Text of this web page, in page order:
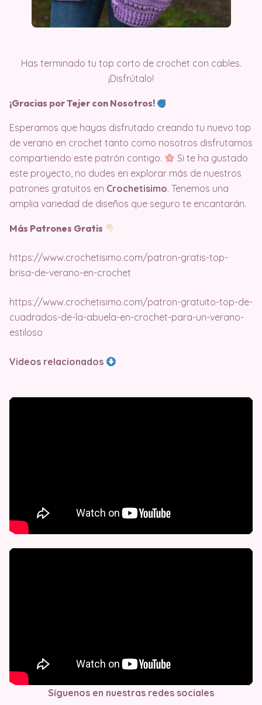
Has terminado tu top corto de crochet con cables.
¡Disfrútalo!
¡Gracias por Tejer con Nosotros!
Esperamos que hayas disfrutado creando tu nuevo top
de verano en crochet tanto como nosotros disfrutamos
compartiendo este patrón contigo.
Si te ha gustado
este proyecto, no dudes en explorar más de nuestros
patrones gratuitos en Crochetisimo. Tenemos una
amplia variedad de diseños que seguro te encantarán.
Más Patrones Gratis
https://www.crochetisimo.com/patron-gratis-top-
brisa-de-verano-en-crochet
https://www.crochetisimo.com/patron-gratuito-top-de-
cuadrados-de-la-abuela-en-crochet-para-un-verano-
estiloso
Videos relacionados
Síguenos en nuestras redes sociales